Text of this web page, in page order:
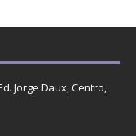
Jorge Daux, Centro,